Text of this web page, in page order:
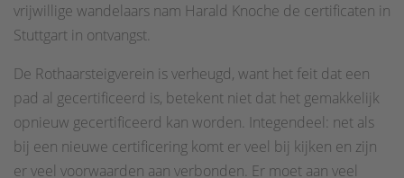
vrijwillige wandelaars nam Harald Knoche de certificaten in
Stuttgart in ontvangst.
De Rothaarsteigverein is verheugd, want het feit dat een
pad al gecertificeerd is, betekent niet dat het gemakkelijk
opnieuw gecertificeerd kan worden. Integendeel: net als
bij een nieuwe certificering komt er veel bij kijken en zijn
er veel voorwaarden aan verbonden. Er moet aan veel